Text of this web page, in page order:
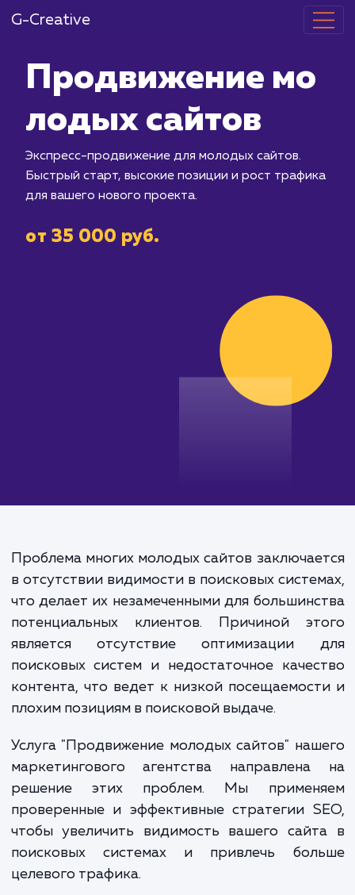
G-Creative
лодых
Быстрый старт, высокие позиции и
от 35 000 руб.
Проблема многих молодых сайтов
в отсутствии видимости в поисковых
что делает их незамеченными для
потенциальных клиентов. Причиной
является отсутствие оптимизации
поисковых систем и недостаточное
контента, что ведет к низкой
плохим позициям в поисковой выдаче.
Услуга "Продвижение молодых сайтов"
маркетингового агентства
решение этих проблем. Мы